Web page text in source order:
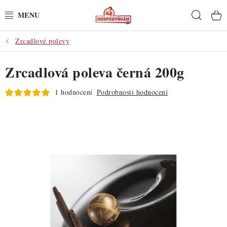
na
POTŘEBY
POMŮCKY
SUROVINY
Zrcadlové polevy
Zrcadlová poleva černá 200g
1 hodnocení Podrobnosti hodnocení